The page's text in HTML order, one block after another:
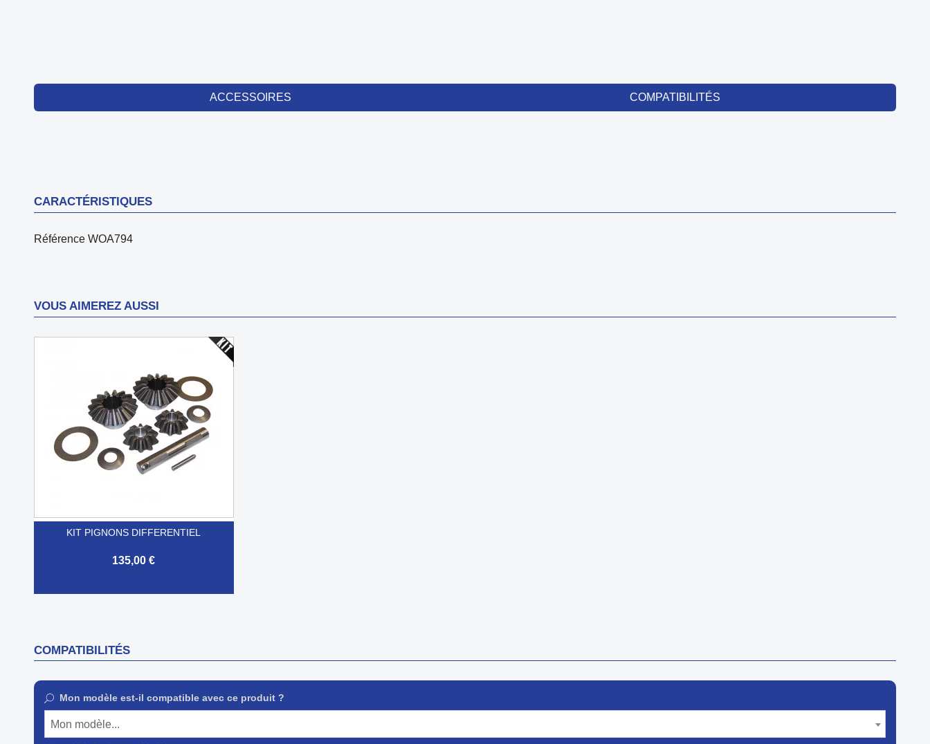
ACCESSOIRES COMPATIBILITÉS
CARACTÉRISTIQUES
Référence WOA794
VOUS AIMEREZ AUSSI
KIT PIGNONS DIFFERENTIEL
135,00 €
COMPATIBILITÉS
Mon modèle est-il compatible avec ce produit ?
Mon modèle...